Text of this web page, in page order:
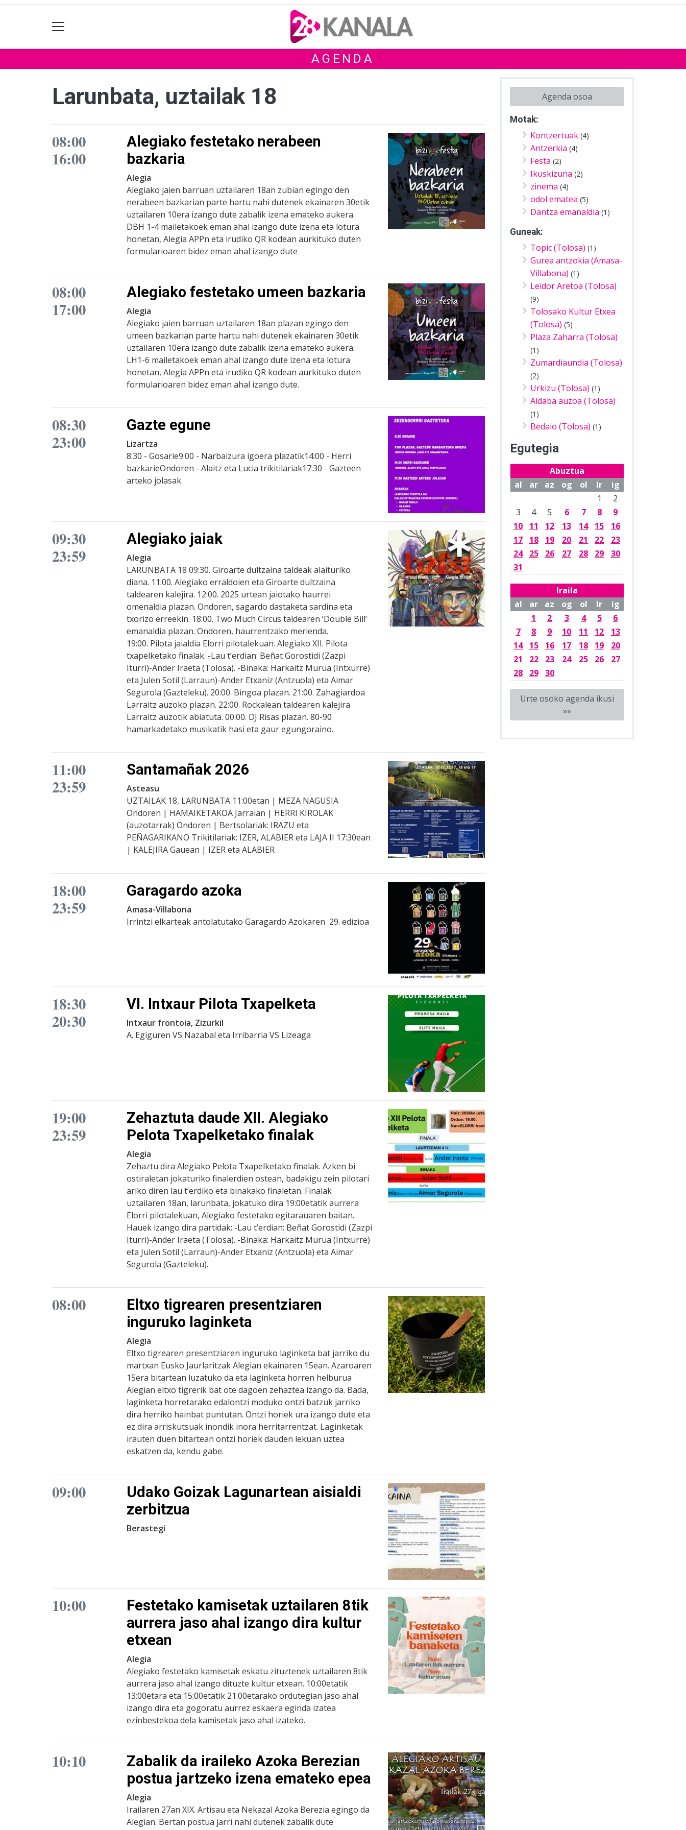
AGENDA
Larunbata, uztailak 18
08:00
16:00
Alegiako festetako nerabeen
bazkaria
Alegia
Alegiako jaien barruan uztailaren 18an zubian egingo den
nerabeen bazkarian parte hartu nahi dutenek ekainaren 30etik
uztailaren 10era izango dute zabalik izena emateko aukera.
DBH 1-4 mailetakoek eman ahal izango dute izena eta lotura
honetan, Alegia APPn eta irudiko QR kodean aurkituko duten
formularioaren bidez eman ahal izango dute
08:00
17:00
Alegiako festetako umeen bazkaria
Alegia
Alegiako jaien barruan uztailaren 18an plazan egingo den
umeen bazkarian parte hartu nahi dutenek ekainaren 30etik
uztailaren 10era izango dute zabalik izena emateko aukera.
LH1-6 mailetakoek eman ahal izango dute izena eta lotura
honetan, Alegia APPn eta irudiko QR kodean aurkituko duten
formularioaren bidez eman ahal izango dute.
08:30
23:00
Gazte egune
Lizartza
8:30 - Gosarie9:00 - Narbaizura igoera plazatik14:00 - Herri
bazkarieOndoren - Alaitz eta Lucia trikitilariak17:30 - Gazteen
arteko jolasak
09:30
23:59
Alegiako jaiak
Alegia
LARUNBATA 18 09:30. Giroarte dultzaina taldeak alaituriko
diana. 11:00. Alegiako erraldoien eta Giroarte dultzaina
taldearen kalejira. 12:00. 2025 urtean jaiotako haurrei
omenaldia plazan. Ondoren, sagardo dastaketa sardina eta
txorizo erreekin. 18:00. Two Much Circus taldearen ‘Double Bill’
emanaldia plazan. Ondoren, haurrentzako merienda.
19:00. Pilota jaialdia Elorri pilotalekuan. Alegiako XII. Pilota
txapelketako finalak. -Lau t’erdian: Beñat Gorostidi (Zazpi
Iturri)-Ander Iraeta (Tolosa). -Binaka: Harkaitz Murua (Intxurre)
eta Julen Sotil (Larraun)-Ander Etxaniz (Antzuola) eta Aimar
Segurola (Gazteleku). 20:00. Bingoa plazan. 21:00. Zahagiardoa
Larraitz auzoko plazan. 22:00. Rockalean taldearen kalejira
Larraitz auzotik abiatuta. 00:00. DJ Risas plazan. 80-90
hamarkadetako musikatik hasi eta gaur egungoraino.
11:00
23:59
Santamañak 2026
Asteasu
UZTAILAK 18, LARUNBATA 11:00etan | MEZA NAGUSIA
Ondoren | HAMAIKETAKOA Jarraian | HERRI KIROLAK
(auzotarrak) Ondoren | Bertsolariak: IRAZU eta
PEÑAGARIKANO Trikitilariak: IZER, ALABIER eta LAJA II 17:30ean
| KALEJIRA Gauean | IZER eta ALABIER
18:00
23:59
Garagardo azoka
Amasa-Villabona
Irrintzi elkarteak antolatutako Garagardo Azokaren 29. edizioa
18:30
20:30
VI. Intxaur Pilota Txapelketa
Intxaur frontoia, Zizurkil
A. Egiguren VS Nazabal eta Irribarria VS Lizeaga
19:00
23:59
Zehaztuta daude XII. Alegiako
Pelota Txapelketako finalak
Alegia
Zehaztu dira Alegiako Pelota Txapelketako finalak. Azken bi
ostiraletan jokaturiko finalerdien ostean, badakigu zein pilotari
ariko diren lau t’erdiko eta binakako finaletan. Finalak
uztailaren 18an, larunbata, jokatuko dira 19:00etatik aurrera
Elorri pilotalekuan, Alegiako festetako egitarauaren baitan.
Hauek izango dira partidak: -Lau t’erdian: Beñat Gorostidi (Zazpi
Iturri)-Ander Iraeta (Tolosa). -Binaka: Harkaitz Murua (Intxurre)
eta Julen Sotil (Larraun)-Ander Etxaniz (Antzuola) eta Aimar
Segurola (Gazteleku).
08:00
Eltxo tigrearen presentziaren
inguruko laginketa
Alegia
Eltxo tigrearen presentziaren inguruko laginketa bat jarriko du
martxan Eusko Jaurlaritzak Alegian ekainaren 15ean. Azaroaren
15era bitartean luzatuko da eta laginketa horren helburua
Alegian eltxo tigrerik bat ote dagoen zehaztea izango da. Bada,
laginketa horretarako edalontzi moduko ontzi batzuk jarriko
dira herriko hainbat puntutan. Ontzi horiek ura izango dute eta
ez dira arriskutsuak inondik inora herritarrentzat. Laginketak
irauten duen bitartean ontzi horiek dauden lekuan uztea
eskatzen da, kendu gabe.
09:00
Udako Goizak Lagunartean aisialdi
zerbitzua
Berastegi
10:00
Festetako kamisetak uztailaren 8tik
aurrera jaso ahal izango dira kultur
etxean
Alegia
Alegiako festetako kamisetak eskatu zituztenek uztailaren 8tik
aurrera jaso ahal izango dituzte kultur etxean. 10:00etatik
13:00etara eta 15:00etatik 21:00etarako ordutegian jaso ahal
izango dira eta gogoratu aurrez eskaera eginda izatea
ezinbestekoa dela kamisetak jaso ahal izateko.
10:10
Zabalik da iraileko Azoka Berezian
postua jartzeko izena emateko epea
Alegia
Irailaren 27an XIX. Artisau eta Nekazal Azoka Berezia egingo da
Alegian. Bertan postua jarri nahi dutenek zabalik dute
Agenda osoa
Motak:
Kontzertuak (4)
Antzerkia (4)
Festa (2)
Ikuskizuna (2)
zinema (4)
odol ematea (5)
Dantza emanaldia (1)
Guneak:
Topic (Tolosa) (1)
Gurea antzokia (Amasa-
Villabona) (1)
Leidor Aretoa (Tolosa)
(9)
Tolosako Kultur Etxea
(Tolosa) (5)
Plaza Zaharra (Tolosa)
(1)
Zumardiaundia (Tolosa)
(2)
Urkizu (Tolosa) (1)
Aldaba auzoa (Tolosa)
(1)
Bedaio (Tolosa) (1)
Egutegia
Abuztua
al
ar az og ol lr
ig
1
2
3
4 5 6 7 8
9
10
11 12 13 14 15
16
17
18 19 20 21 22
23
24
25 26 27 28 29
30
31
Iraila
al
ar az og ol lr
ig
1
2 3 4 5
6
7
8 9 10 11 12
13
14
15 16 17 18 19
20
21
22 23 24 25 26
27
28
29 30
Urte osoko agenda ikusi
»»